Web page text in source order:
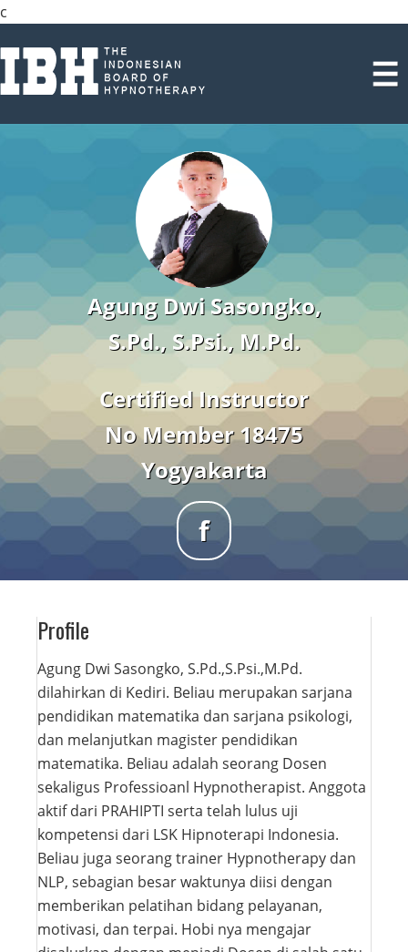
c
Agung Dwi Sasongko,
S.Pd., S.Psi., M.Pd.
Certified Instructor
No Member 18475
Yogyakarta
f
Profile
Agung Dwi Sasongko, S.Pd.,S.Psi.,M.Pd.
dilahirkan di Kediri. Beliau merupakan sarjana
pendidikan matematika dan sarjana psikologi,
dan melanjutkan magister pendidikan
matematika. Beliau adalah seorang Dosen
sekaligus Professioanl Hypnotherapist. Anggota
aktif dari PRAHIPTI serta telah lulus uji
kompetensi dari LSK Hipnoterapi Indonesia.
Beliau juga seorang trainer Hypnotherapy dan
NLP, sebagian besar waktunya diisi dengan
memberikan pelatihan bidang pelayanan,
motivasi, dan terpai. Hobi nya mengajar